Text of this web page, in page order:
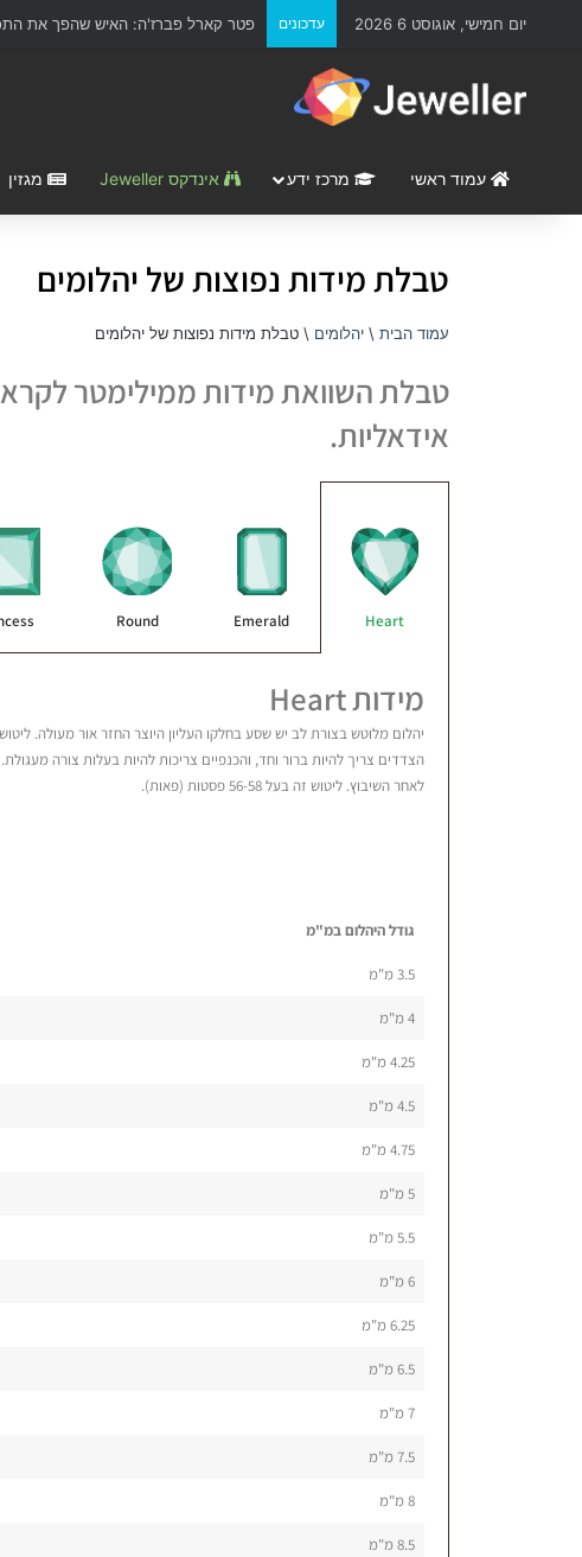
יום חמישי, אוגוסט 6 2026 עדכונים פטר קארל פברז'ה: האיש שהפך את
עמוד ראשי מרכז ידע אינדקס Jeweller מגזין
טבלת מידות נפוצות של יהלומים
עמוד הבית \ יהלומים \ טבלת מידות נפוצות של יהלומים
טבלת השוואת מידות ממילימטר לקראט
אידאליות.
Heart
Emerald
Round
מידות Heart
יהלום מלוטש בצורת לב יש שסע בחלקו העליון היוצר החזר אור מעולה.
לאחר השיבוץ. ליטוש זה בעל 56-58 פסטות (פאות).
גודל היהלום במ"מ
3.5 מ"מ
4 מ"מ
4.25 מ"מ
4.5 מ"מ
4.75 מ"מ
5 מ"מ
5.5 מ"מ
6 מ"מ
6.25 מ"מ
6.5 מ"מ
7 מ"מ
7.5 מ"מ
8 מ"מ
8.5 מ"מ